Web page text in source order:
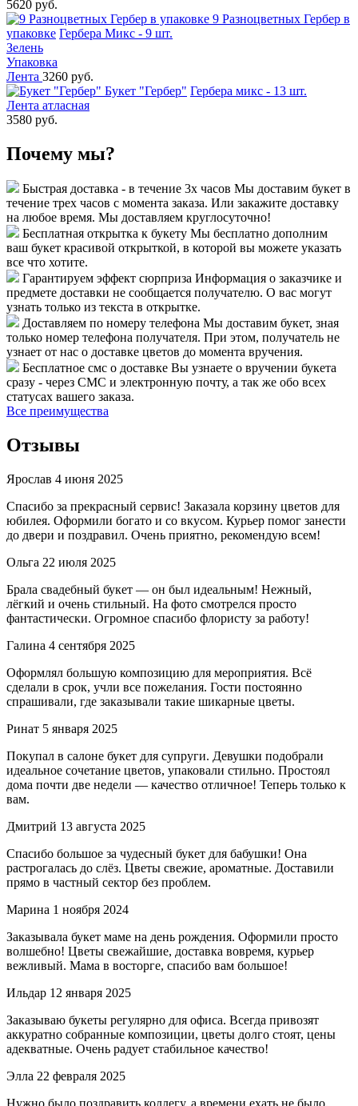
5620 руб.
9 Разноцветных Гербер в
упаковке Гербера Микс - 9 шт.
Зелень
Упаковка
Лента 3260 руб.
Букет "Гербер" Гербера микс - 13 шт.
Лента атласная
3580 руб.
Почему мы?
Быстрая доставка - в течение 3х часов Мы доставим букет в
течение трех часов с момента заказа. Или закажите доставку
на любое время. Мы доставляем круглосуточно!
Бесплатная открытка к букету Мы бесплатно дополним
ваш букет красивой открыткой, в которой вы можете указать
все что хотите.
Гарантируем эффект сюрприза Информация о заказчике и
предмете доставки не сообщается получателю. О вас могут
узнать только из текста в открытке.
Доставляем по номеру телефона Мы доставим букет, зная
только номер телефона получателя. При этом, получатель не
узнает от нас о доставке цветов до момента вручения.
Бесплатное смс о доставке Вы узнаете о вручении букета
сразу - через СМС и электронную почту, а так же обо всех
статусах вашего заказа.
Все преимущества
Отзывы
Ярослав 4 июня 2025
Спасибо за прекрасный сервис! Заказала корзину цветов для
юбилея. Оформили богато и со вкусом. Курьер помог занести
до двери и поздравил. Очень приятно, рекомендую всем!
Ольга 22 июля 2025
Брала свадебный букет — он был идеальным! Нежный,
лёгкий и очень стильный. На фото смотрелся просто
фантастически. Огромное спасибо флористу за работу!
Галина 4 сентября 2025
Оформлял большую композицию для мероприятия. Всё
сделали в срок, учли все пожелания. Гости постоянно
спрашивали, где заказывали такие шикарные цветы.
Ринат 5 января 2025
Покупал в салоне букет для супруги. Девушки подобрали
идеальное сочетание цветов, упаковали стильно. Простоял
дома почти две недели — качество отличное! Теперь только к
вам.
Дмитрий 13 августа 2025
Спасибо большое за чудесный букет для бабушки! Она
растрогалась до слёз. Цветы свежие, ароматные. Доставили
прямо в частный сектор без проблем.
Марина 1 ноября 2024
Заказывала букет маме на день рождения. Оформили просто
волшебно! Цветы свежайшие, доставка вовремя, курьер
вежливый. Мама в восторге, спасибо вам большое!
Ильдар 12 января 2025
Заказываю букеты регулярно для офиса. Всегда привозят
аккуратно собранные композиции, цветы долго стоят, цены
адекватные. Очень радует стабильное качество!
Элла 22 февраля 2025